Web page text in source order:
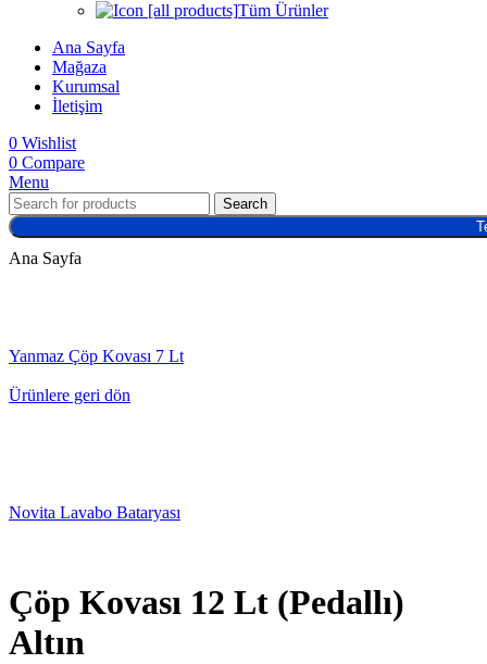
Tüm Ürünler
Ana Sayfa
Mağaza
Kurumsal
İletişim
0 Wishlist
0 Compare
Menu
Search
Ana Sayfa
Yanmaz Çöp Kovası 7 Lt
Ürünlere geri dön
Novita Lavabo Bataryası
Çöp Kovası 12 Lt (Pedallı)
Altın